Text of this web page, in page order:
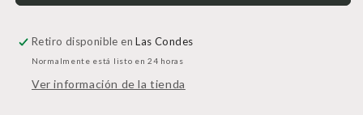
Retiro disponible enLas Condes
Normalmente está listo en 24 horas
Ver información de la tienda